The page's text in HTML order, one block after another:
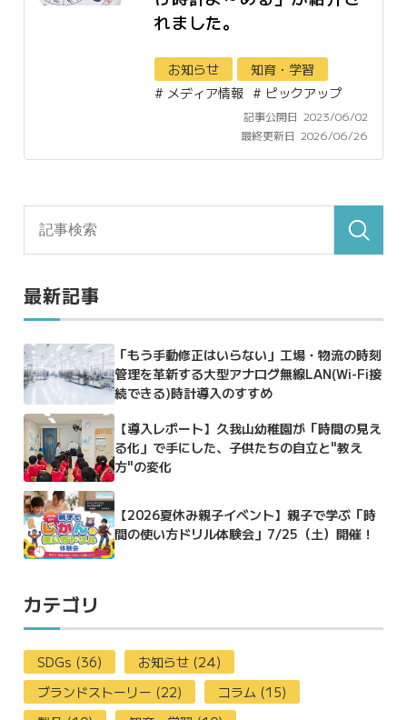
れました。
お知らせ
知育・学習
# メディア情報 # ピックアップ
記事公開日 2023/06/02
最終更新日 2026/06/26
最新記事
「もう手動修正はいらない」工場・物流の時刻
管理を革新する大型アナログ無線LAN(Wi-Fi接
続できる)時計導入のすすめ
【導入レポート】久我山幼稚園が「時間の見え
る化」で手にした、子供たちの自立と"教え
方"の変化
【2026夏休み親子イベント】親子で学ぶ「時
間の使い方ドリル体験会」7/25（土）開催！
カテゴリ
SDGs (36)
お知らせ (24)
ブランドストーリー (22)
コラム (15)